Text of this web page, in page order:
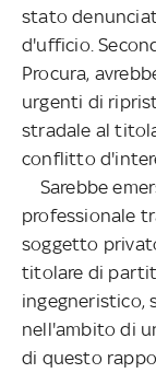
stato
d'ufficio.
Procura,
urgenti di
stradale al
conflitto
Sarebbe
professionale
soggetto
titolare di
ingegneristico,
nell'ambito di
di questo